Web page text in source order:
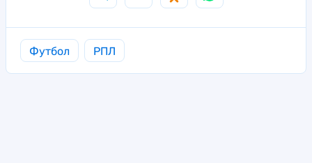
Футбол РПЛ